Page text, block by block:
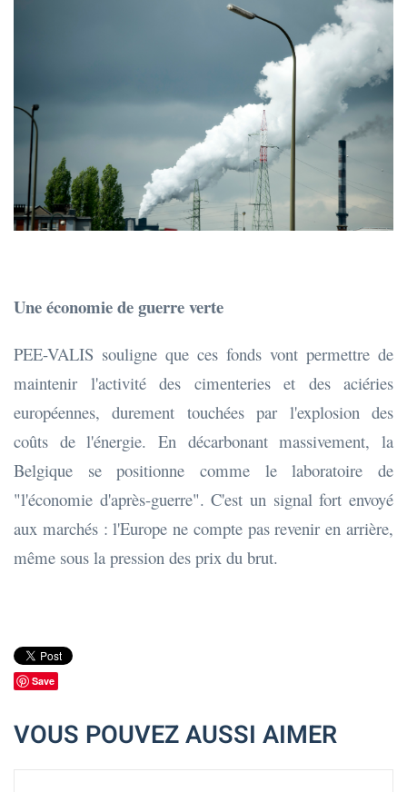
Une économie de guerre verte
PEE-VALIS souligne que ces fonds vont permettre de
maintenir l'activité des cimenteries et des aciéries
européennes, durement touchées par l'explosion des
coûts de l'énergie. En décarbonant massivement, la
Belgique se positionne comme le laboratoire de
"l'économie d'après-guerre". C'est un signal fort envoyé
aux marchés : l'Europe ne compte pas revenir en arrière,
même sous la pression des prix du brut.
Save
VOUS POUVEZ AUSSI AIMER